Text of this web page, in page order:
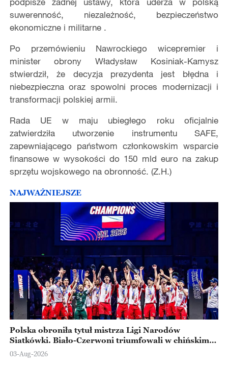
suwerenność, niezależność, bezpieczeństwo
ekonomiczne i militarne .
Po przemówieniu Nawrockiego wicepremier i
minister obrony Władysław Kosiniak-Kamysz
stwierdził, że decyzja prezydenta jest błędna i
niebezpieczna oraz spowolni proces modernizacji i
transformacji polskiej armii.
Rada UE w maju ubiegłego roku oficjalnie
zatwierdziła utworzenie instrumentu SAFE,
zapewniającego państwom członkowskim wsparcie
finansowe w wysokości do 150 mld euro na zakup
sprzętu wojskowego na obronność. (Z.H.)
NAJWAŻNIEJSZE
Polska obroniła tytuł mistrza Ligi Narodów
Siatkówki. Biało-Czerwoni triumfowali w chińskim
Ningbo
03-Aug-2026